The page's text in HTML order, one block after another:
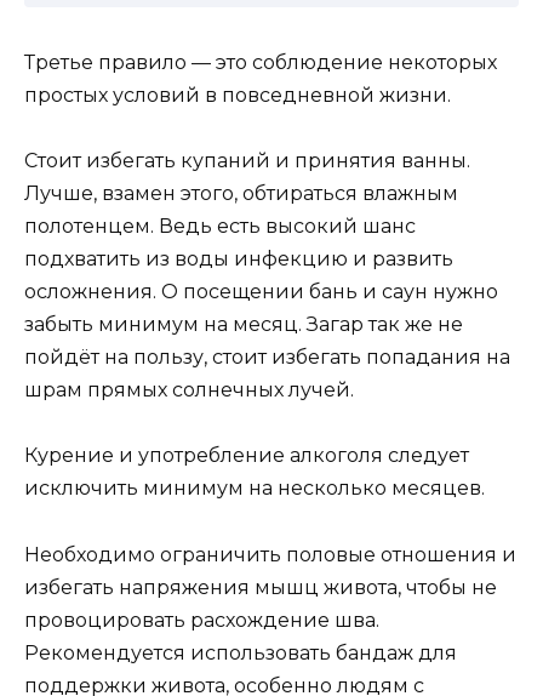
Третье правило — это соблюдение некоторых
простых условий в повседневной жизни.
Стоит избегать купаний и принятия ванны.
Лучше, взамен этого, обтираться влажным
полотенцем. Ведь есть высокий шанс
подхватить из воды инфекцию и развить
осложнения. О посещении бань и саун нужно
забыть минимум на месяц. Загар так же не
пойдёт на пользу, стоит избегать попадания на
шрам прямых солнечных лучей.
Курение и употребление алкоголя следует
исключить минимум на несколько месяцев.
Необходимо ограничить половые отношения и
избегать напряжения мышц живота, чтобы не
провоцировать расхождение шва.
Рекомендуется использовать бандаж для
поддержки живота, особенно людям с